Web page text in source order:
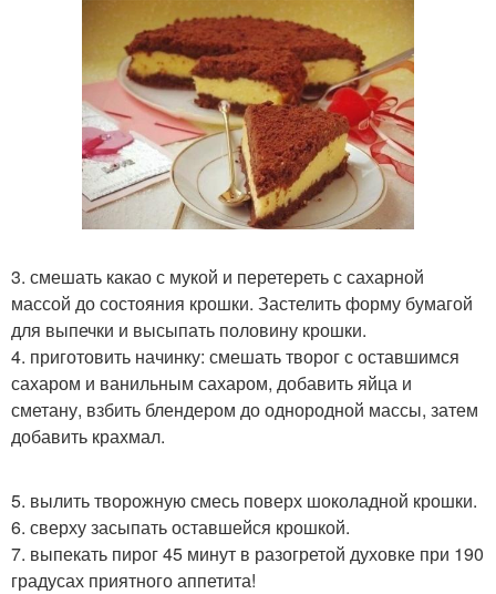
3. смешать какао с мукой и перетереть с сахарной
массой до состояния крошки. Застелить форму бумагой
для выпечки и высыпать половину крошки.
4. приготовить начинку: смешать творог с оставшимся
сахаром и ванильным сахаром, добавить яйца и
сметану, взбить блендером до однородной массы, затем
добавить крахмал.
5. вылить творожную смесь поверх шоколадной крошки.
6. сверху засыпать оставшейся крошкой.
7. выпекать пирог 45 минут в разогретой духовке при 190
градусах приятного аппетита!